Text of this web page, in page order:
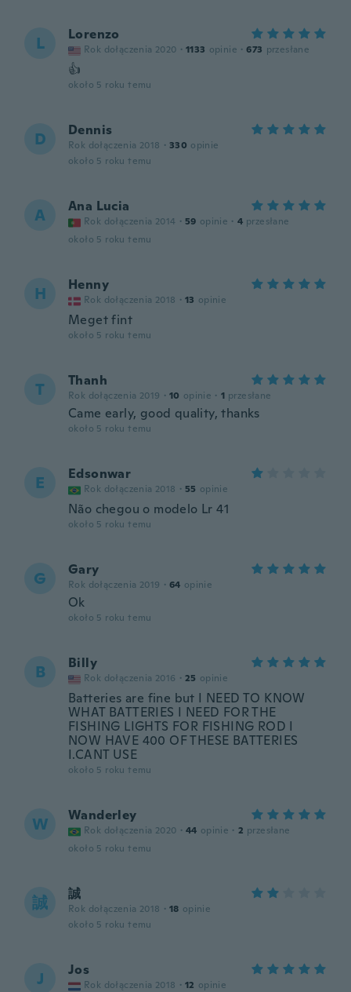
L Lorenzo
Rok dołączenia 2020 · 1133 opinie · 673 przesłane
👍
około 5 roku temu
D Dennis
Rok dołączenia 2018 · 330 opinie
około 5 roku temu
A Ana Lucia
Rok dołączenia 2014 · 59 opinie · 4 przesłane
około 5 roku temu
H Henny
Rok dołączenia 2018 · 13 opinie
Meget fint
około 5 roku temu
T Thanh
Rok dołączenia 2019 · 10 opinie · 1 przesłane
Came early, good quality, thanks
około 5 roku temu
E Edsonwar
Rok dołączenia 2018 · 55 opinie
Não chegou o modelo Lr 41
około 5 roku temu
G Gary
Rok dołączenia 2019 · 64 opinie
Ok
około 5 roku temu
B Billy
Rok dołączenia 2016 · 25 opinie
Batteries are fine but I NEED TO KNOW
WHAT BATTERIES I NEED FOR THE
FISHING LIGHTS FOR FISHING ROD I
NOW HAVE 400 OF THESE BATTERIES
I.CANT USE
około 5 roku temu
W Wanderley
Rok dołączenia 2020 · 44 opinie · 2 przesłane
około 5 roku temu
誠 誠
Rok dołączenia 2018 · 18 opinie
około 5 roku temu
J Jos
Rok dołączenia 2018 · 12 opinie